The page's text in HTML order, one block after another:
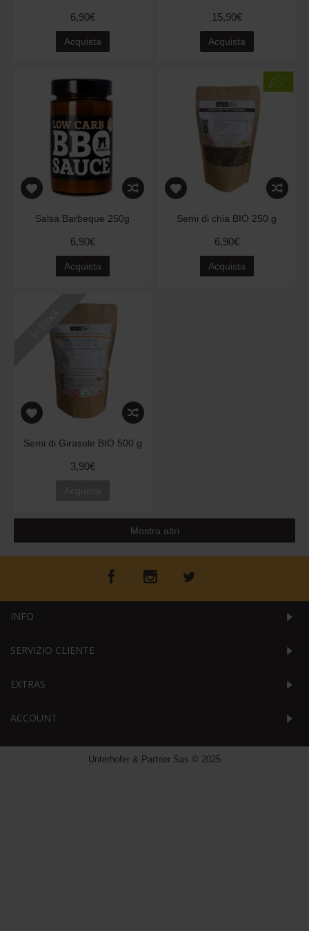
6,90€
Acquista
15,90€
Acquista
Salsa Barbeque 250g
6,90€
Acquista
Semi di chia BIO 250 g
6,90€
Acquista
In Stock
Semi di Girasole BIO 500 g
3,90€
Mostra altri
INFO
SERVIZIO CLIENTE
EXTRAS
ACCOUNT
Unterhofer & Partner Sas © 2025